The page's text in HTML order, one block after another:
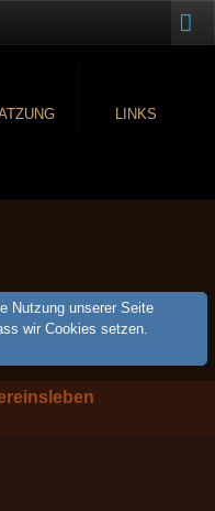
LINKS
Nutzung unserer Seite
wir Cookies setzen.